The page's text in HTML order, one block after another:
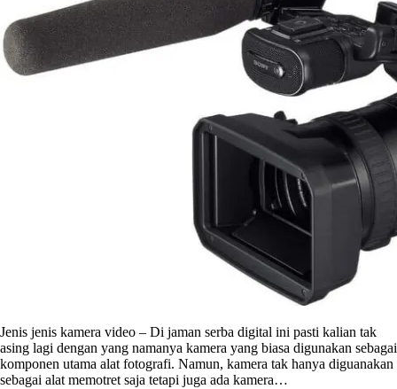
Jenis jenis kamera video – Di jaman serba digital ini pasti kalian tak
asing lagi dengan yang namanya kamera yang biasa digunakan sebagai
komponen utama alat fotografi. Namun, kamera tak hanya diguanakan
sebagai alat memotret saja tetapi juga ada kamera…